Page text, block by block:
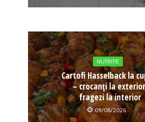
NUTRITIE
Cartofi Hasselback la
– crocanți la
fragezi la interior
09/08/2026